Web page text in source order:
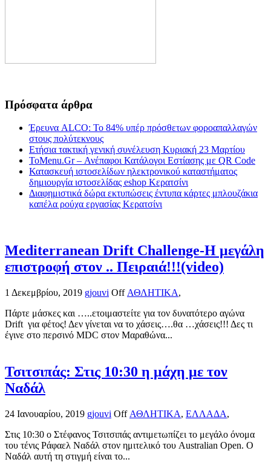
Πρόσφατα άρθρα
Έρευνα ALCO: Το 84% υπέρ πρόσθετων φοροαπαλλαγών
στους πολύτεκνους
Ετήσια τακτική γενική συνέλευση Κυριακή 23 Μαρτίου
ToMenu.Gr – Ανέπαφοι Κατάλογοι Εστίασης με QR Code
Κατασκευή ιστοσελίδων ηλεκτρονικού καταστήματος
δημιουργία ιστοσελίδας eshop Κερατσίνι
Διαφημιστικά δώρα εκτυπώσεις έντυπα κάρτες μπλουζάκια
καπέλα ρούχα εργασίας Κερατσίνι
Mediterranean Drift Challenge-Η μεγάλη
επιστροφή στον .. Πειραιά!!!(video)
1 Δεκεμβρίου, 2019 gjouvi Off ΑΘΛΗΤΙΚΑ,
Πάρτε μάσκες και …..ετοιμαστείτε για τον δυνατότερο αγώνα
Drift για φέτος! Δεν γίνεται να το χάσεις….θα …χάσεις!!! Δες τι
έγινε στο περσινό MDC στον Μαραθώνα...
Τσιτσιπάς: Στις 10:30 η μάχη με τον
Ναδάλ
24 Ιανουαρίου, 2019 gjouvi Off ΑΘΛΗΤΙΚΑ, ΕΛΛΑΔΑ,
Στις 10:30 ο Στέφανος Τσιτσιπάς αντιμετωπίζει το μεγάλο όνομα
του τένις Ράφαελ Ναδάλ στον ημιτελικό του Australian Open. Ο
Ναδάλ αυτή τη στιγμή είναι το...